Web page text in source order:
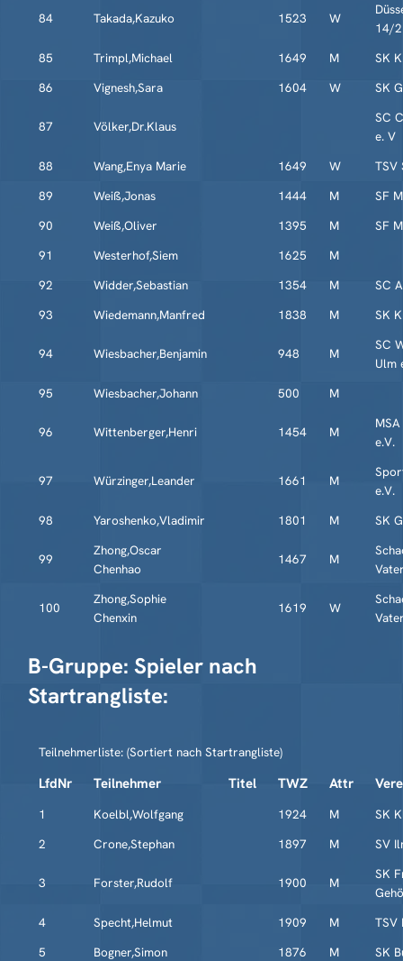
84 Takada,Kazuko 1523 W
14/2
85
Trimpl,Michael 1649 M
SK
86
Vignesh,Sara 1604 W SK
87 Völker,Dr.Klaus
SC
e. V
88
Wang,Enya Marie 1649 W
TSV
89
Weiß,Jonas 1444 M
SF
90
Weiß,Oliver 1395 M
SF
91
Westerhof,Siem 1625
M
92
Widder,Sebastian 1354 M
SC
93
Wiedemann,Manfred 1838 M SK
94 Wiesbacher,Benjamin 948 M
SC
Ulm
95
Wiesbacher,Johann 500 M
96 Wittenberger,Henri 1454 M
e.V.
97 Würzinger,Leander 1661 M
e.V.
98
Yaroshenko,Vladimir 1801 M SK
99
Zhong,Oscar
Chenhao
1467 M
100
Zhong,Sophie
Chenxin
1619 W
B-Gruppe: Spieler nach
Startrangliste:
Teilnehmerliste: (Sortiert nach Startrangliste)
LfdNr Teilnehmer Titel TWZ Attr
1 Koelbl,Wolfgang 1924 M
SK
2
Crone,Stephan 1897 M SV
3 Forster,Rudolf 1900 M
SK
Gehö
4
Specht,Helmut 1909 M
TSV
5
Bogner,Simon 1876 M SK